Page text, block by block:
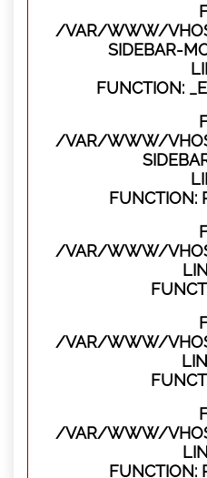
/VAR/WWW/
SIDEBAR-
FUNCTION:
/VAR/WWW/
FUNCTION:
/VAR/WWW/
/VAR/WWW/
/VAR/WWW/
FUNCTION: